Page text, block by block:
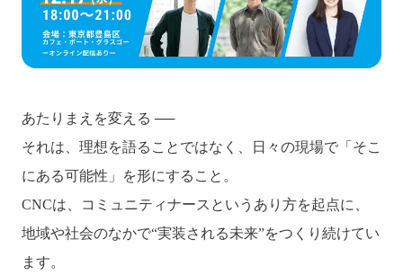
あたりまえを変える ──
それは、理想を語ることではなく、日々の現場で「そこ
にある可能性」を形にすること。
CNCは、コミュニティナースというあり方を起点に、
地域や社会のなかで“実装される未来”をつくり続けてい
ます。